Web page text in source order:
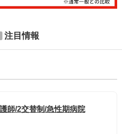
注目情報
師/2交替制/急性期病院